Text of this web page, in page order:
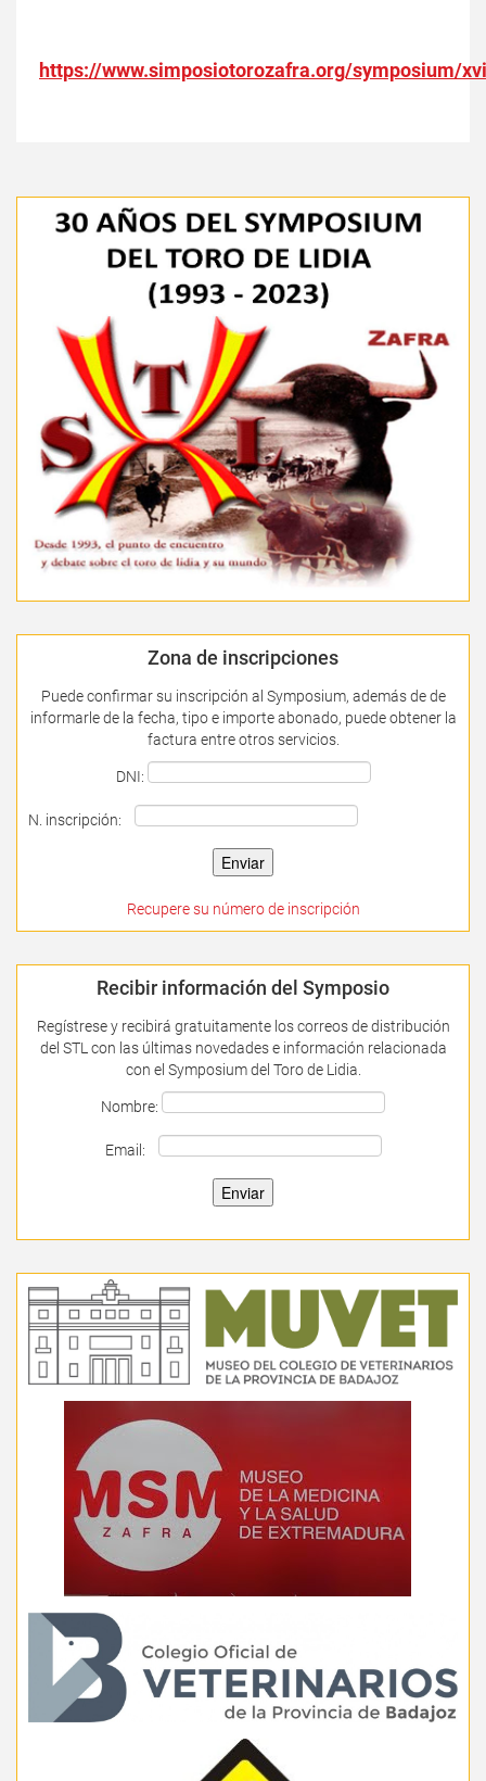
https://www.simposiotorozafra.org/symposium/
Zona de inscripciones
Puede confirmar su inscripción al Symposium, además de de
informarle de la fecha, tipo e importe abonado, puede obtener la
factura entre otros servicios.
DNI:
N. inscripción:
Recupere su número de inscripción
Recibir información del Symposio
Regístrese y recibirá gratuitamente los correos de distribución
del STL con las últimas novedades e información relacionada
con el Symposium del Toro de Lidia.
Nombre:
Email: